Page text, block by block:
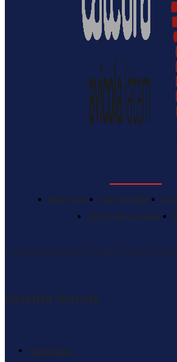
NOTICIAS AVICULTURA
SALÓN DE LA FAMA
El portal definitivo en español sobre la
Catedra Avícola
Mercados